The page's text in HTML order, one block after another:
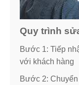
Quy trình
Bước 1: Tiếp
với khách hàng
Bước 2: